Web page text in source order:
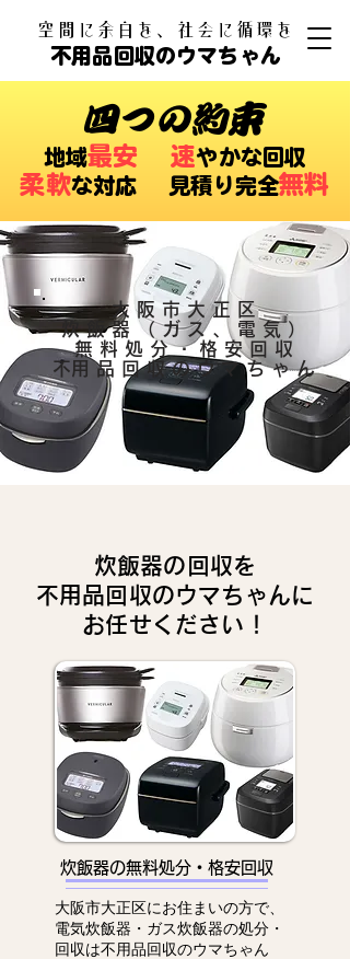
​空間に余白を、社会に循環を
不用品回収のウマちゃん
四つの約束
​地域最安 速やかな回収
柔軟な対応 ​見積り完全無料
大阪市大正区
炊飯器（ガス、電気）
無料処分・格安回収
​不用品回収のウマちゃん
炊飯器の回収を
不用品回収のウマちゃんに
お任せください！
炊飯器の無料処分・格安回収
大阪市大正区にお住まいの方で、
電気炊飯器・ガス炊飯器の処分・
回収は不用品回収のウマちゃん